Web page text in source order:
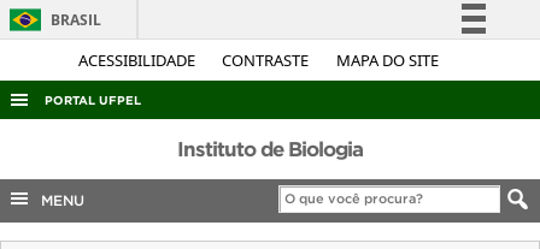
ACESSIBILIDADE CONTRASTE MAPA DO SITE
BRASIL
Simplifique!
Acesso à informação
Legislação
Canais
PORTAL UFPEL
ACESSO À INFORMAÇÃO
AUDITORIA
COBALTO
Instituto de Biologia
MENU